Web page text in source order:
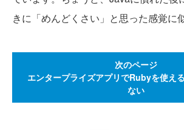
きに「めんどくさい」と思った感覚に
次のページ
エンタープライズアプリでRubyを使え
ない